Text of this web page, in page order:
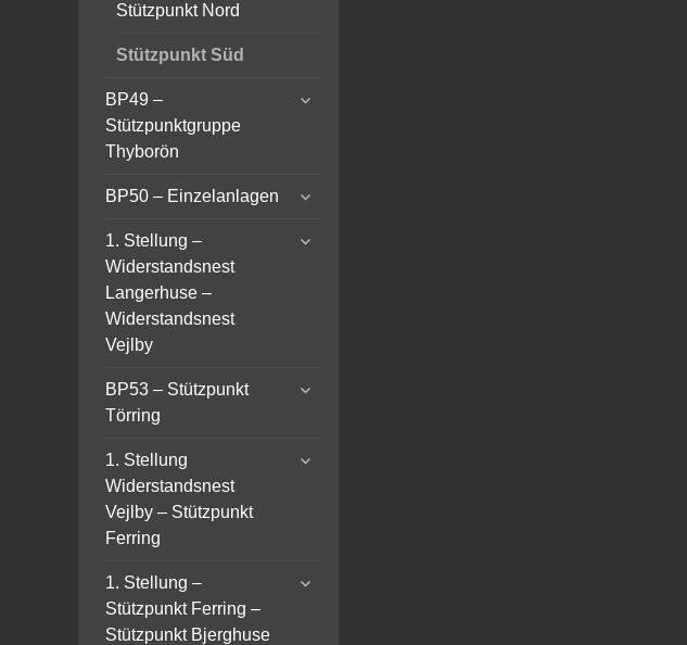
Stützpunkt Nord
Stützpunkt Süd
BP49 –
Stützpunktgruppe
Thyborön
expand
BP50 – Einzelanlagen
expand
menu
1. Stellung –
Widerstandsnest
Langerhuse –
Widerstandsnest
Vejlby
expand
BP53 – Stützpunkt
Törring
expand
1. Stellung
Widerstandsnest
Vejlby – Stützpunkt
Ferring
expand
1. Stellung –
Stützpunkt Ferring –
Stützpunkt Bjerghuse
expand